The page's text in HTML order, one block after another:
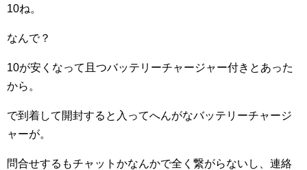
10ね。
なんで？
10が安くなって且つバッテリーチャージャー付きとあった
から。
で到着して開封すると入ってへんがなバッテリーチャージ
ャーが。
問合せするもチャットかなんかで全く繋がらないし、連絡